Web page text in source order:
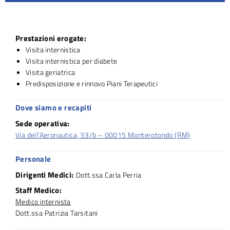
Prestazioni erogate:
Visita internistica
Visita internistica per diabete
Visita geriatrica
Predisposizione e rinnovo Piani Terapeutici
Dove siamo e recapiti
Sede operativa:
Via dell’Aeronautica, 53/b – 00015 Monterotondo (RM)
Personale
Dirigenti Medici: Dott.ssa Carla Perria
Staff Medico:
Medico internista
Dott.ssa Patrizia Tarsitani